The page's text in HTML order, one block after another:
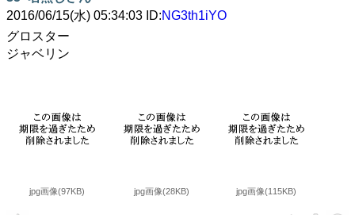
2016/06/15(水) 05:34:03 ID:NG3th1iYO
グロスター
ジャベリン
jpg画像(97KB) jpg画像(28KB) jpg画像(115KB)